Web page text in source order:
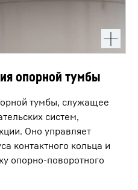
опорной тумбы
тумбы, служащее
систем,
Оно управляет
контактного кольца и
опорно-поворотного